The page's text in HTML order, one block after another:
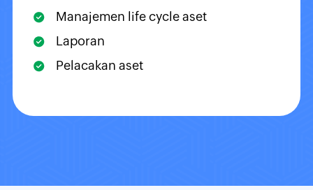
Manajemen life cycle aset
Laporan
Pelacakan aset